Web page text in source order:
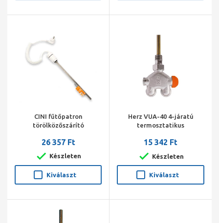
CINI fűtőpatron
törölközőszárító
26 357 Ft
Készleten
Kiválaszt
Herz VUA-40 4-járatú
termosztatikus
150/11 kétcs.jobbos, 4 cm,
15 342 Ft
Készleten
Kiválaszt